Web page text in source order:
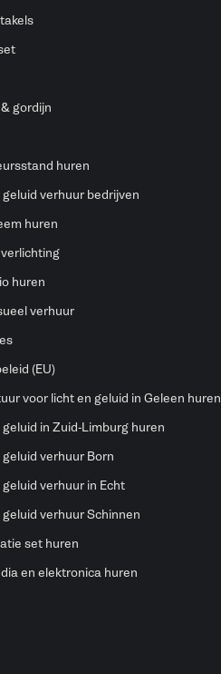
gordijn
huren
geluid verhuur bedrijven
huren
huren
verhuur
(EU)
voor licht en geluid in Geleen huren
in Zuid-Limburg huren
verhuur Born
verhuur in Echt
verhuur Schinnen
set huren
en elektronica huren